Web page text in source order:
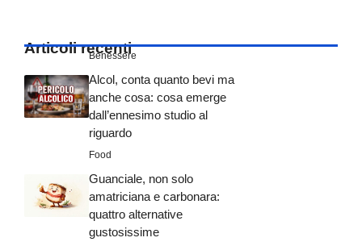
Articoli recenti
Benessere
Alcol, conta quanto bevi ma
anche cosa: cosa emerge
dall’ennesimo studio al
riguardo
Food
Guanciale, non solo
amatriciana e carbonara:
quattro alternative
gustosissime